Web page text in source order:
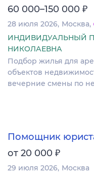
60 000–150 000 ₽
28 июля 2026 Москва
ИНДИВИДУАЛЬНЫЙ
НИКОЛАЕВНА
Подбор жилья для
объектов
вечерние смены по
Помощник
от 20 000 ₽
29 июля 2026 Москва